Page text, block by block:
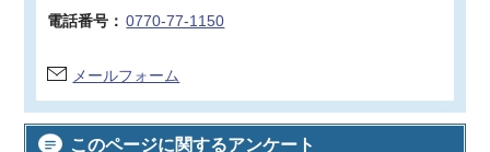
電話番号： 0770-77-1150
メールフォーム
このページに関するアンケート